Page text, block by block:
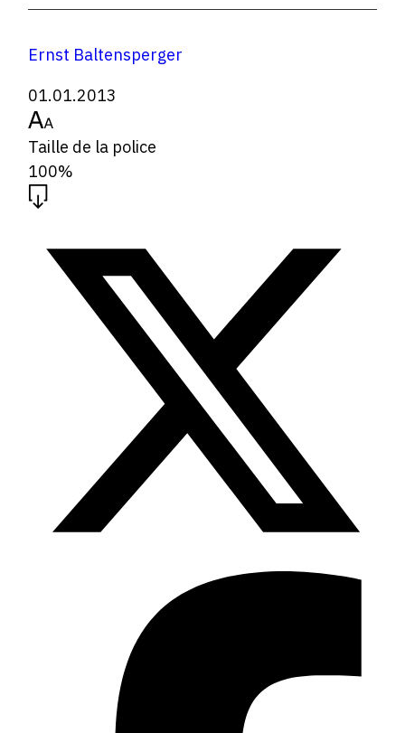
Ernst Baltensperger
01.01.2013
Taille de la police
100%